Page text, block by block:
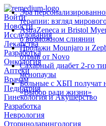
Войти
Новости
Исследования
Лекарства
Разработка
Онкология
Аптеки
Врачам
Педиатрия
Гинекология и Акушерство
Разработка
Неврология
Оториноларингология
Эра
терапии: взгляд
AstraZeneca и Bristol
о возможном слиянии
Продажи Mounjaro и
отрыв от Novo
Сахарный диабет 2‑го
менопаузы
Больные с ХБП получат
«Выбор ради жизни»